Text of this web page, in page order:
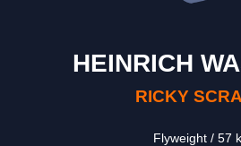
HEINRICH
RICKY
Flyweight 57